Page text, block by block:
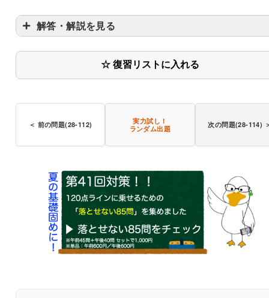
解答・解説を見る
☆ 復習リストに入れる
＜ 前の問題(28-112)
実力試し！
ランダム出題
次の問題(28-114)